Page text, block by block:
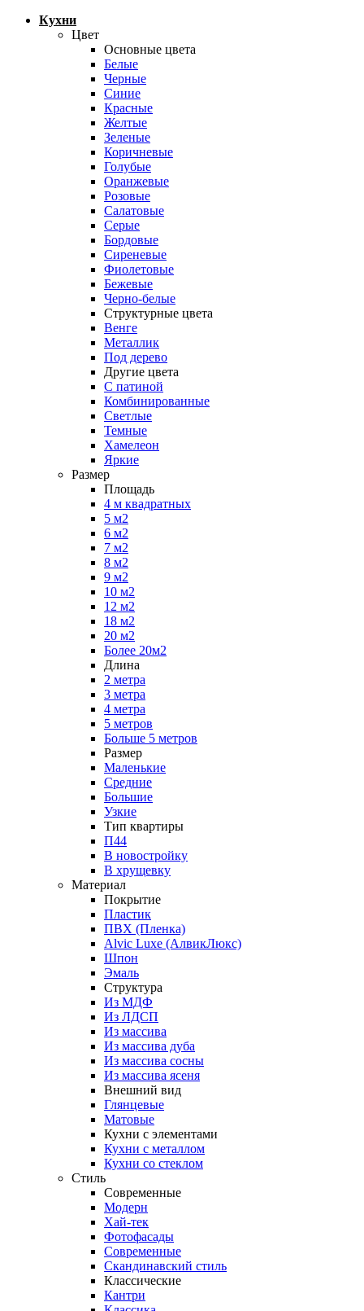
Кухни
Цвет
Основные цвета
Белые
Черные
Синие
Красные
Желтые
Зеленые
Коричневые
Голубые
Оранжевые
Розовые
Салатовые
Серые
Бордовые
Сиреневые
Фиолетовые
Бежевые
Черно-белые
Структурные цвета
Венге
Металлик
Под дерево
Другие цвета
С патиной
Комбинированные
Светлые
Темные
Хамелеон
Яркие
Размер
Площадь
4 м квадратных
5 м2
6 м2
7 м2
8 м2
9 м2
10 м2
12 м2
18 м2
20 м2
Более 20м2
Длина
2 метра
3 метра
4 метра
5 метров
Больше 5 метров
Размер
Маленькие
Средние
Большие
Узкие
Тип квартиры
П44
В новостройку
В хрущевку
Материал
Покрытие
Пластик
ПВХ (Пленка)
Alvic Luxe (АлвикЛюкс)
Шпон
Эмаль
Структура
Из МДФ
Из ЛДСП
Из массива
Из массива дуба
Из массива сосны
Из массива ясеня
Внешний вид
Глянцевые
Матовые
Кухни с элементами
Кухни с металлом
Кухни со стеклом
Стиль
Современные
Модерн
Хай-тек
Фотофасады
Современные
Скандинавский стиль
Классические
Кантри